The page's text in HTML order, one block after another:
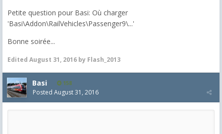
Petite question pour Basi: Où charger
'Basi\Addon\RailVehicles\Passenger9\...'
Bonne soirée...
Edited August 31, 2016 by Flash_2013
Basi 158
Posted August 31, 2016